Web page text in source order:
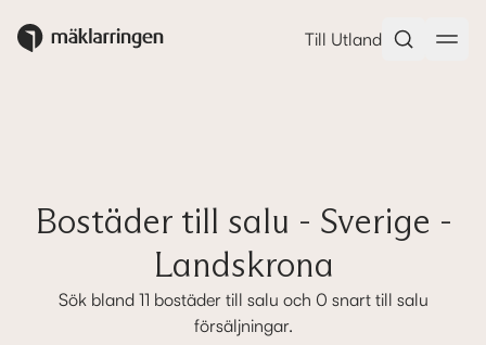
Till Utland
Bostäder till salu - Sverige -
Landskrona
Sök bland 11 bostäder till salu och 0 snart till salu
försäljningar.